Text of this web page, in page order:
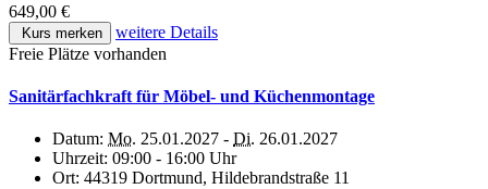
649,00 €
Kurs merken
weitere Details
Freie Plätze vorhanden
Sanitärfachkraft für Möbel- und Küchenmontage
Datum: Mo. 25.01.2027 - Di. 26.01.2027
Uhrzeit: 09:00 - 16:00 Uhr
Ort: 44319 Dortmund, Hildebrandstraße 11